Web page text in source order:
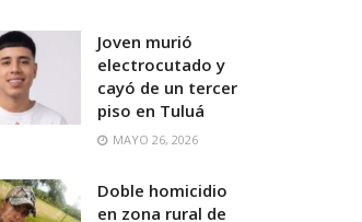
Joven murió
electrocutado y
cayó de un tercer
piso en Tuluá
MAYO 26, 2026
Doble homicidio
en zona rural de